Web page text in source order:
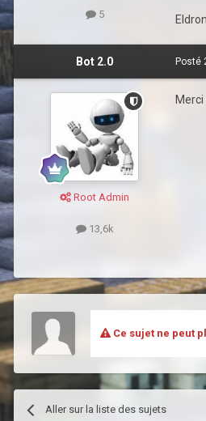
5
Bot 2.0
Root Admin
13,6k
Posté
Ce sujet ne peut
Aller sur la liste des sujets